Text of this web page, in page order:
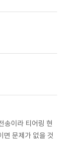
송이라 티어링 현
면 문제가 없을 것